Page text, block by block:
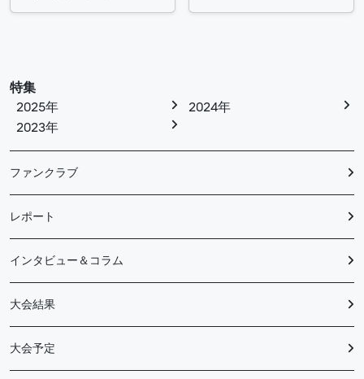
特集
2025年
2024年
2023年
ファンクラブ
レポート
インタビュー＆コラム
大会結果
大会予定